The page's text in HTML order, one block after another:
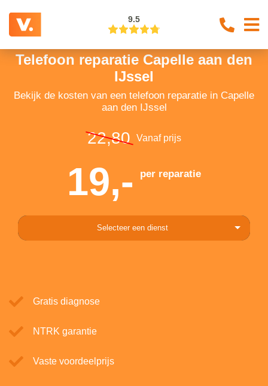
9.5
Telefoon reparatie Capelle aan den
IJssel
Bekijk de kosten van een telefoon reparatie in Capelle
aan den IJssel
22,80 Vanaf prijs
19,- per reparatie
Selecteer een dienst
Gratis diagnose
NTRK garantie
Vaste voordeelprijs